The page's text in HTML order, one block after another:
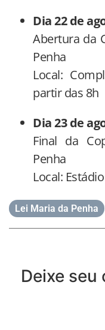
Dia 22 de
Abertura da
Penha
Local:
partir das 8h
Dia 23 de
Final da
Penha
Local:
Lei Maria da Penha
Deixe